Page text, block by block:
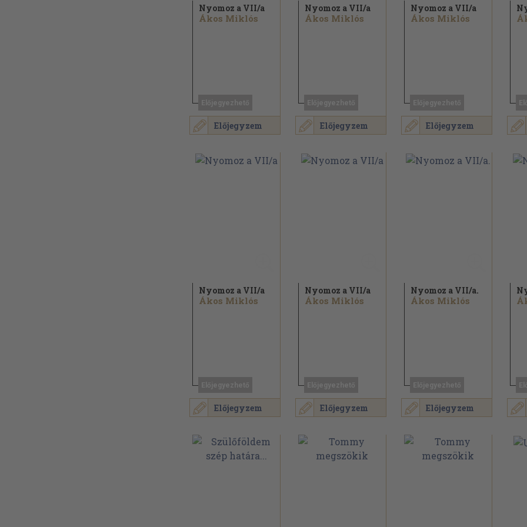
Előjegyzem
Nyomoz a VII/a
Ákos Miklós
Előjegyzem
Nyomoz a VII/a
Ákos Miklós
Előjegyzem
Nyomoz a VII/a
Ákos Miklós
Előjegyzem
Nyomoz a VII/a
Ákos Miklós
Előjegyzem
Nyomoz a VII/a
Ákos Miklós
Előjegyzem
Nyomoz a VII/a.
Ákos Miklós